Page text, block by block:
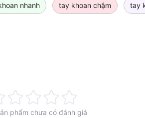
nhanh tay khoan chậm tay
phẩm chưa có đánh giá